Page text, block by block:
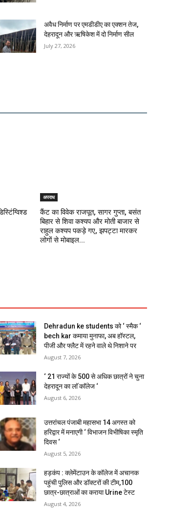
अवैध निर्माण पर एमडीडीए का एक्शन तेज,
देहरादून और ऋषिकेश में दो निर्माण सील
July 27, 2026
अपराध
कैंट का विवेक राजपूत, सागर गुप्ता, बसंत
बिहार से शिवा कश्यप और मोती बाजार से
राहुल कश्यप पकड़े गए, झपट्टा मारकर
लोगों से मोबाइल...
Dehradun ke students को ‘ स्मैक ‘
bech kar कमाया मुनाफा, अब हॉस्टल,
पीजी और फ्लैट में रहने वाले थे निशाने पर
August 7, 2026
‘ 21 राज्यों के 500 से अधिक छात्रों ने चुना
देहरादून का लाॅ काॅलेज ‘
August 6, 2026
उत्तरांचल पंजाबी महासभा 14 अगस्त को
हरिद्वार में मनाएगी ‘ विभाजन विभीषिका स्मृति
दिवस ‘
August 5, 2026
हड़कंप : क्लेमेंटाउन के कॉलेज में अचानक
पहुंची पुलिस और डॉक्टरों की टीम,100
छात्र-छात्राओं का कराया Urine टेस्ट
August 4, 2026